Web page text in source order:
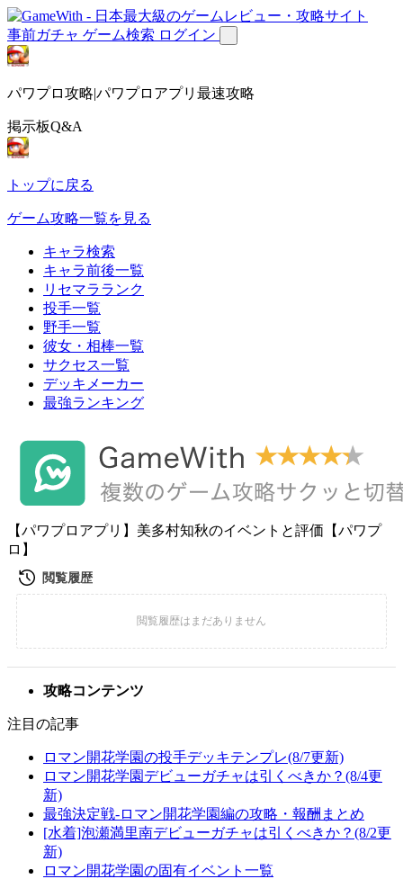
事前ガチャ ゲーム検索 ログイン
パワプロ攻略|パワプロアプリ最速攻略
掲示板Q&A
トップに戻る
ゲーム攻略一覧を見る
キャラ検索
キャラ前後一覧
リセマラランク
投手一覧
野手一覧
彼女・相棒一覧
サクセス一覧
デッキメーカー
最強ランキング
【パワプロアプリ】美多村知秋のイベントと評価【パワプ
ロ】
攻略コンテンツ
注目の記事
ロマン開花学園の投手デッキテンプレ(8/7更新)
ロマン開花学園デビューガチャは引くべきか？(8/4更
新)
最強決定戦-ロマン開花学園編の攻略・報酬まとめ
[水着]泡瀬満里南デビューガチャは引くべきか？(8/2更
新)
ロマン開花学園の固有イベント一覧